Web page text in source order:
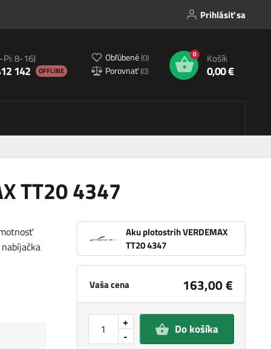
Prihlásiť sa
Pi: 8-16)
142 OFFLINE
Obľúbené(0)
Porovnať(0)
0 Košík
0,00 €
TT20 4347
Aku plotostrih VERDEMAX
TT20 4347
Vaša cena 163,00 €
-
+ Do košíka